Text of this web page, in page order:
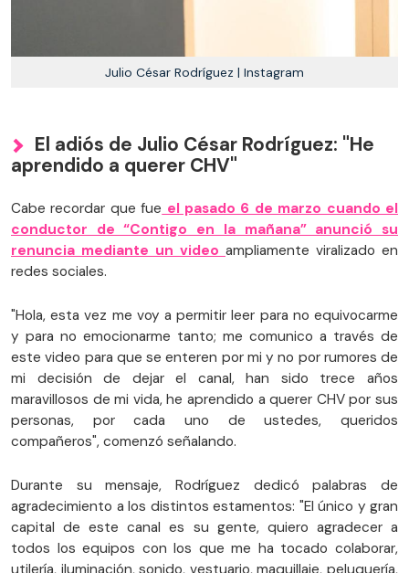
Julio César Rodríguez | Instagram
El adiós de Julio César Rodríguez: "He
aprendido a querer CHV"
Cabe recordar que fue el pasado 6 de marzo cuando el
conductor de “Contigo en la mañana” anunció su
renuncia mediante un video ampliamente viralizado en
redes sociales.
"Hola, esta vez me voy a permitir leer para no equivocarme
y para no emocionarme tanto; me comunico a través de
este video para que se enteren por mi y no por rumores de
mi decisión de dejar el canal, han sido trece años
maravillosos de mi vida, he aprendido a querer CHV por sus
personas, por cada uno de ustedes, queridos
compañeros", comenzó señalando.
Durante su mensaje, Rodríguez dedicó palabras de
agradecimiento a los distintos estamentos: "El único y gran
capital de este canal es su gente, quiero agradecer a
todos los equipos con los que me ha tocado colaborar,
utilería, iluminación, sonido, vestuario, maquillaje, peluquería,